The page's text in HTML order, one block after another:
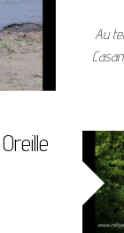
Au